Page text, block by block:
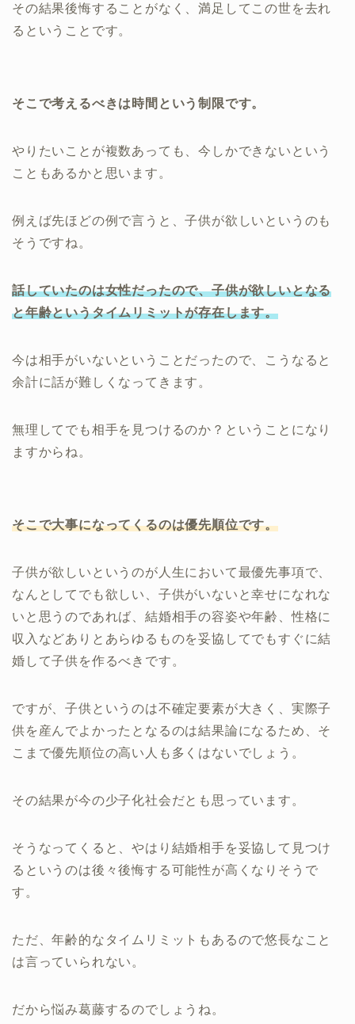
その結果後悔することがなく、満足してこの世を去れ
るということです。
そこで考えるべきは時間という制限です。
やりたいことが複数あっても、今しかできないという
こともあるかと思います。
例えば先ほどの例で言うと、子供が欲しいというのも
そうですね。
話していたのは女性だったので、子供が欲しいとなる
と年齢というタイムリミットが存在します。
今は相手がいないということだったので、こうなると
余計に話が難しくなってきます。
無理してでも相手を見つけるのか？ということになり
ますからね。
そこで大事になってくるのは優先順位です。
子供が欲しいというのが人生において最優先事項で、
なんとしてでも欲しい、子供がいないと幸せになれな
いと思うのであれば、結婚相手の容姿や年齢、性格に
収入などありとあらゆるものを妥協してでもすぐに結
婚して子供を作るべきです。
ですが、子供というのは不確定要素が大きく、実際子
供を産んでよかったとなるのは結果論になるため、そ
こまで優先順位の高い人も多くはないでしょう。
その結果が今の少子化社会だとも思っています。
そうなってくると、やはり結婚相手を妥協して見つけ
るというのは後々後悔する可能性が高くなりそうで
す。
ただ、年齢的なタイムリミットもあるので悠長なこと
は言っていられない。
だから悩み葛藤するのでしょうね。